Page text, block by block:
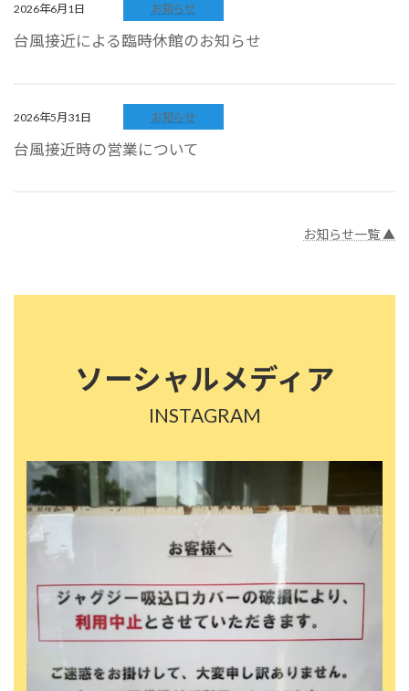
2026年6月1日 お知らせ
台風接近による臨時休館のお知らせ
2026年5月31日 お知らせ
台風接近時の営業について
お知らせ一覧 ▲
ソーシャルメディア
INSTAGRAM